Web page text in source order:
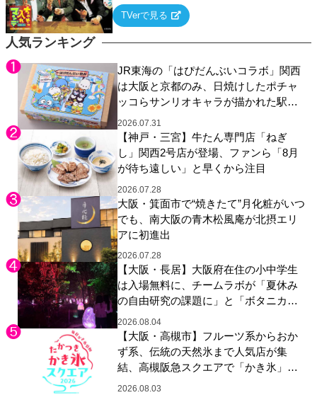
人気ランキング
JR東海の「はぴだんぶいコラボ」関西
は大阪と京都のみ、日焼けしたポチャ
ッコらサンリオキャラが描かれた駅弁
やグッズが登場
2026.07.31
【神戸・三宮】牛たん専門店「ねぎ
し」関西2号店が登場、ファンら「8月
が待ち遠しい」と早くから注目
2026.07.28
大阪・箕面市で“焼きたて”月化粧がいつ
でも、南大阪の青木松風庵が北摂エリ
アに初進出
2026.07.28
【大阪・長居】大阪府在住の小中学生
は入場無料に、チームラボが「夏休み
の自由研究の課題に」と「ボタニカル
ガーデン 大阪」へ招待
2026.08.04
【大阪・高槻市】フルーツ系からおか
ず系、伝統の天然氷まで人気店が集
結、高槻阪急スクエアで「かき氷」祭
り
2026.08.03
るテーマについて好き放題にちゃちゃを入れ
ていく関西色を前面に押し出したトークバラ
TVerで見る